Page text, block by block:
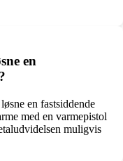
en
en fastsiddende
med en varmepistol
muligvis